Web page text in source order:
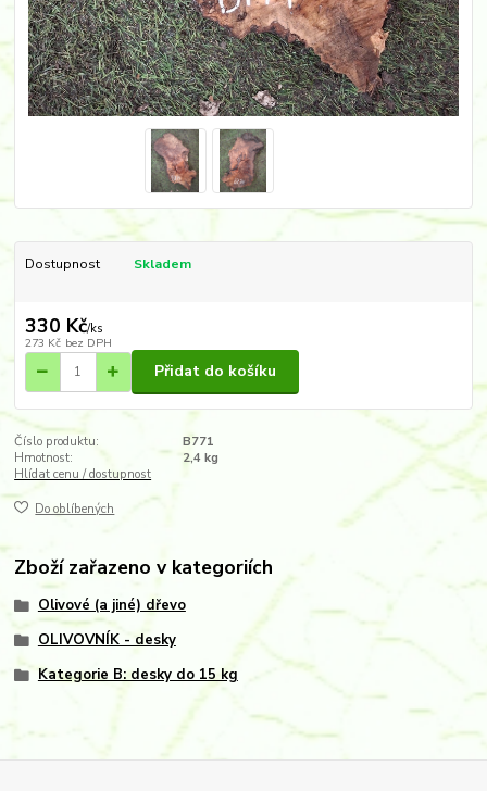
Dostupnost Skladem
330 Kč/ks
273 Kč bez DPH
Přidat do košíku
Číslo produktu:
B771
Hmotnost:
2,4 kg
Hlídat cenu / dostupnost
Do oblíbených
Zboží zařazeno v kategoriích
Olivové (a jiné) dřevo
OLIVOVNÍK - desky
Kategorie B: desky do 15 kg